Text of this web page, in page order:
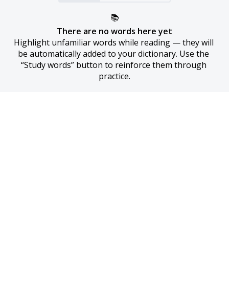
📚
There are no words here yet
Highlight unfamiliar words while reading — they will
be automatically added to your dictionary. Use the
“Study words” button to reinforce them through
practice.